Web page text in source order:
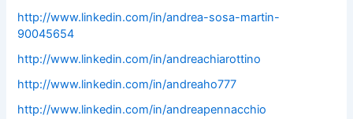
http://www.linkedin.com/in/andrea-sosa-martin-
90045654
http://www.linkedin.com/in/andreachiarottino
http://www.linkedin.com/in/andreaho777
http://www.linkedin.com/in/andreapennacchio